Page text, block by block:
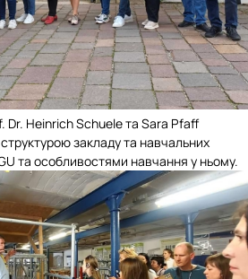
Dr. Heinrich Schuele та Sara Pfaff
закладу та навчальних
та особливостями навчання у ньому.